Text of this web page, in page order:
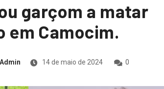
garçom a matar
em Camocim.
Admin 14 de maio de 2024 0